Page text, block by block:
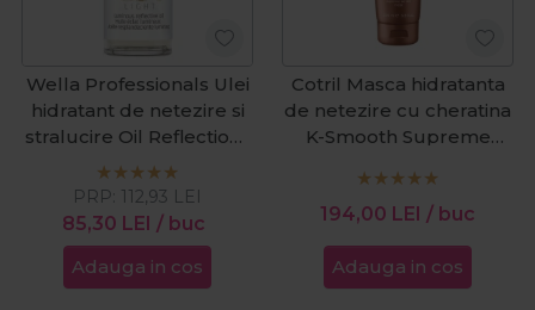
Wella Professionals Ulei
hidratant de netezire si
stralucire Oil Reflections
Light 100ml
85,30 LEI / buc
PRP: 112,93 LEI
Adauga in cos
Cotril Masca hidratanta
de netezire cu cheratina
K-Smooth Supreme
194,00 LEI / buc
Adauga in cos